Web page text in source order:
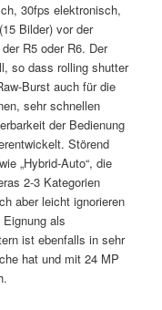
30fps elektronisch,
Bilder) vor der
R5 oder R6. Der
so dass rolling shutter
Burst auch für die
sehr schnellen
der Bedienung
Störend
„Hybrid-Auto“, die
2-3 Kategorien
aber leicht ignorieren
als
ist ebenfalls in sehr
hat und mit 24 MP